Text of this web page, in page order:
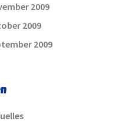
2009
2009
2009